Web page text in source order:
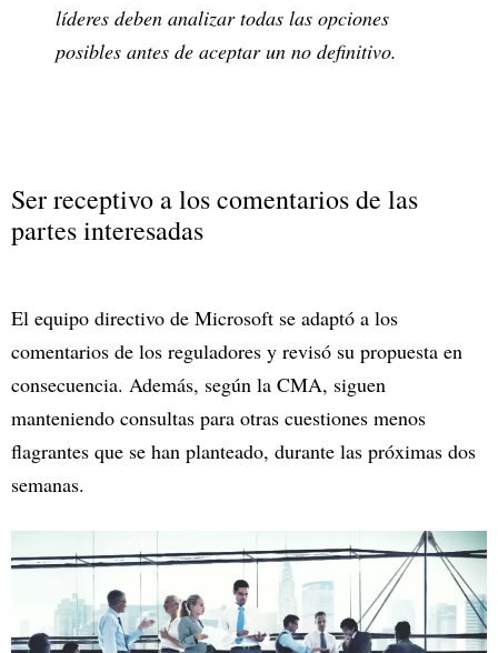
líderes deben analizar todas las opciones
posibles antes de aceptar un no definitivo.
Ser receptivo a los comentarios de las
partes interesadas
El equipo directivo de Microsoft se adaptó a los
comentarios de los reguladores y revisó su propuesta en
consecuencia. Además, según la CMA, siguen
manteniendo consultas para otras cuestiones menos
flagrantes que se han planteado, durante las próximas dos
semanas.